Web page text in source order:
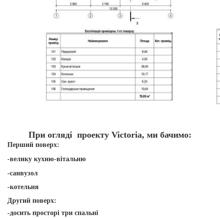
При огляді проекту Victoria, ми бачимо:
Перший поверх:
-велику кухню-вітальню
-санвузол
-котельня
Другий поверх:
-досить просторі три спальні